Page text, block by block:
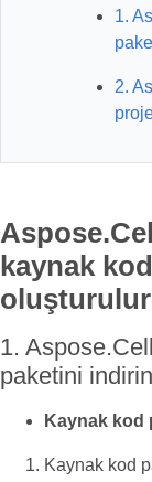
1.
2.
kaynak
oluşturulur
1.
paketini indirin
Kaynak kod
Kaynak kod